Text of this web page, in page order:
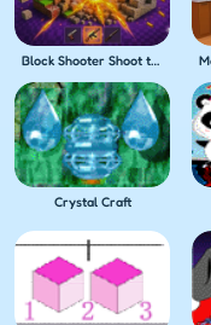
Block Shooter Shoot the Blocks!
Crystal Craft